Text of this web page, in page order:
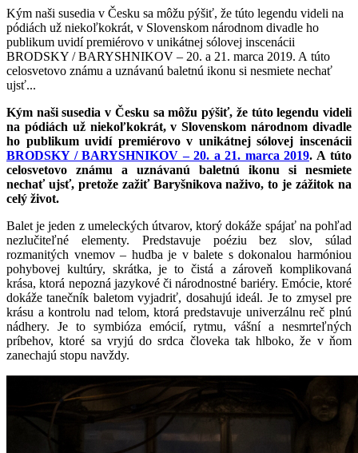
Kým naši susedia v Česku sa môžu pýšiť, že túto legendu videli na
pódiách už niekoľkokrát, v Slovenskom národnom divadle ho
publikum uvidí premiérovo v unikátnej sólovej inscenácii
BRODSKY / BARYSHNIKOV – 20. a 21. marca 2019. A túto
celosvetovo známu a uznávanú baletnú ikonu si nesmiete nechať
ujsť...
Kým naši susedia v Česku sa môžu pýšiť, že túto legendu videli
na pódiách už niekoľkokrát, v Slovenskom národnom divadle
ho publikum uvidí premiérovo v unikátnej sólovej inscenácii
BRODSKY / BARYSHNIKOV – 20. a 21. marca 2019. A túto
celosvetovo známu a uznávanú baletnú ikonu si nesmiete
nechať ujsť, pretože zažiť Baryšnikova naživo, to je zážitok na
celý život.
Balet je jeden z umeleckých útvarov, ktorý dokáže spájať na pohľad
nezlučiteľné elementy. Predstavuje poéziu bez slov, súlad
rozmanitých vnemov – hudba je v balete s dokonalou harmóniou
pohybovej kultúry, skrátka, je to čistá a zároveň komplikovaná
krása, ktorá nepozná jazykové či národnostné bariéry. Emócie, ktoré
dokáže tanečník baletom vyjadriť, dosahujú ideál. Je to zmysel pre
krásu a kontrolu nad telom, ktorá predstavuje univerzálnu reč plnú
nádhery. Je to symbióza emócií, rytmu, vášní a nesmrteľných
príbehov, ktoré sa vryjú do srdca človeka tak hlboko, že v ňom
zanechajú stopu navždy.